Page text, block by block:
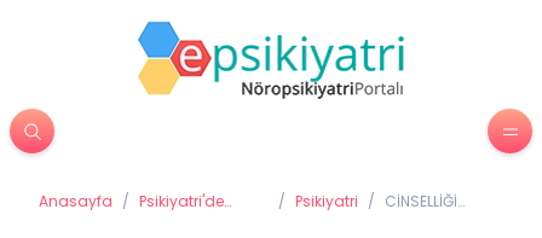
Anasayfa / Psikiyatri'de
/ Psikiyatri / CİNSELLİĞİ